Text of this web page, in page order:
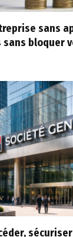
sans
sans bloquer